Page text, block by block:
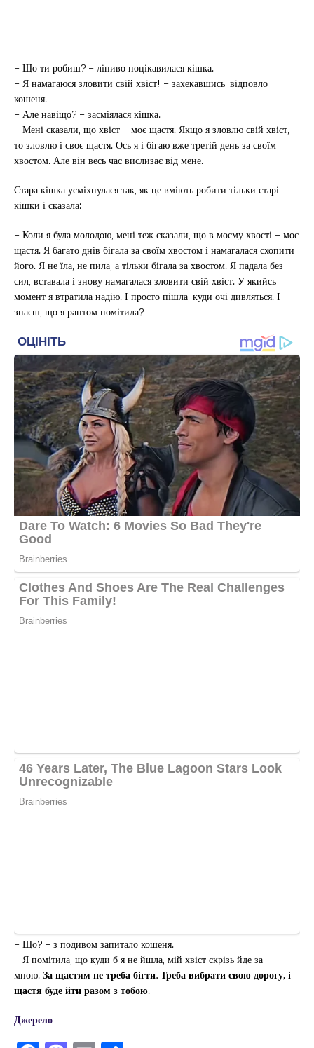
– Що ти робиш? – ліниво поцікавилася кішка.
– Я намагаюся зловити свій хвіст! – захекавшись, відповло
кошеня.
– Але навіщо? – засміялася кішка.
– Мені сказали, що хвіст – моє щастя. Якщо я зловлю свій хвіст,
то зловлю і своє щастя. Ось я і бігаю вже третій день за своїм
хвостом. Але він весь час вислизає від мене.
Стара кішка усміхнулася так, як це вміють робити тільки старі
кішки і сказала:
– Коли я була молодою, мені теж сказали, що в моєму хвості – моє
щастя. Я багато днів бігала за своїм хвостом і намагалася схопити
його. Я не їла, не пила, а тільки бігала за хвостом. Я падала без
сил, вставала і знову намагалася зловити свій хвіст. У якийсь
момент я втратила надію. І просто пішла, куди очі дивляться. І
знаєш, що я раптом помітила?
– Що? – з подивом запитало кошеня.
– Я помітила, що куди б я не йшла, мій хвіст скрізь йде за
мною.За щастям не треба бігти. Треба вибрати свою дорогу, і
щастя буде йти разом з тобою.
Джерело